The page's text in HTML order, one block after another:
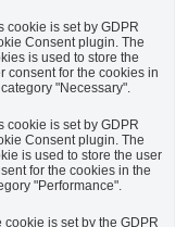
cookie is set by GDPR
Consent plugin. The
is used to store the
consent for the cookies in
"Necessary".
cookie is set by GDPR
Consent plugin. The
is used to store the user
for the cookies in the
"Performance".
cookie is set by the GDPR